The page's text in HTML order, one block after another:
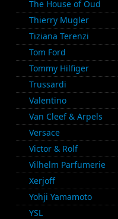
The House of Oud
Thierry Mugler
Tiziana Terenzi
Tom Ford
Tommy Hilfiger
Trussardi
Valentino
Van Cleef & Arpels
Versace
Victor & Rolf
Vilhelm Parfumerie
Xerjoff
Yohji Yamamoto
YSL